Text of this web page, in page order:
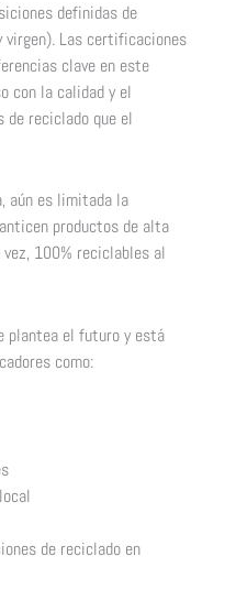
definidas de
virgen). Las certificaciones
clave en este
con la calidad y el
reciclado que el
aún es limitada la
productos de alta
100% reciclables al
el futuro y está
como:
de reciclado en